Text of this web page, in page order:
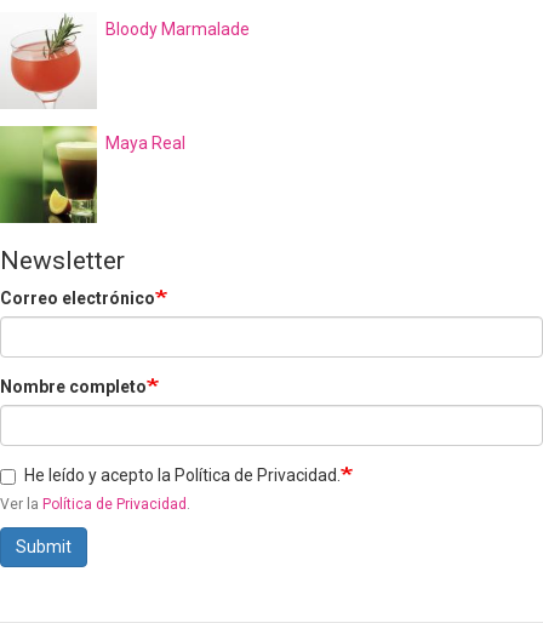
Bloody Marmalade
Maya Real
Newsletter
Correo electrónico
Nombre completo
He leído y acepto la Política de Privacidad.
Ver la Política de Privacidad .
Submit